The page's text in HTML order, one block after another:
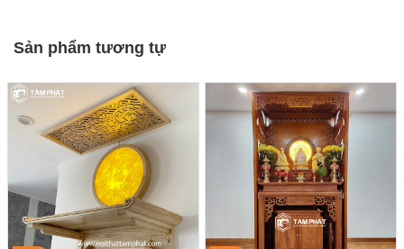
Sản phẩm tương tự